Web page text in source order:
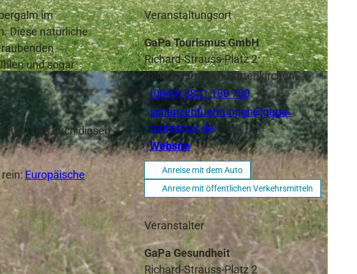
im
Diese natürliche
und sogar
uns euch diesen
rein:Europäische
Veranstaltungsort
GaPa Tourismus GmbH
Richard-Strauss-Platz 2
82467Garmisch-Partenkirchen
(0049) 8821 180 700
schanzenfuehrungen@gapa-
tourismus.de
Website
Anreise mit dem Auto
Anreise mit öffentlichen Verkehrsmitteln
Veranstalter
GaPa Gesundheit
Richard-Strauss-Platz 2